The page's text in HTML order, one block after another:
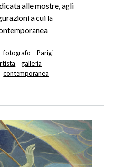
alle mostre, agli
a cui la
fotografo
Parigi
galleria
contemporanea